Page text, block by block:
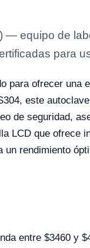
— equipo de
para
para ofrecer una
este
de seguridad,
LCD que ofrece
rendimiento
entre $3460 y